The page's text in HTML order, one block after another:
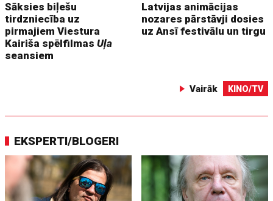
Sāksies biļešu
tirdzniecība uz
pirmajiem Viestura
Kairiša spēlfilmasUļa
seansiem
Latvijas animācijas
nozares pārstāvji dosies
uz Ansī festivālu un tirgu
Vairāk KINO/TV
EKSPERTI/BLOGERI